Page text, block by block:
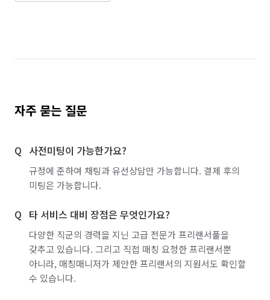
자주 묻는 질문
사전미팅이 가능한가요?
규정에 준하여 채팅과 유선상담만 가능합니다. 결제 후의
미팅은 가능합니다.
타 서비스 대비 장점은 무엇인가요?
다양한 직군의 경력을 지닌 고급 전문가 프리랜서풀을
갖추고 있습니다. 그리고 직접 매칭 요청한 프리랜서뿐
아니라, 매칭매니저가 제안한 프리랜서의 지원서도 확인할
수 있습니다.